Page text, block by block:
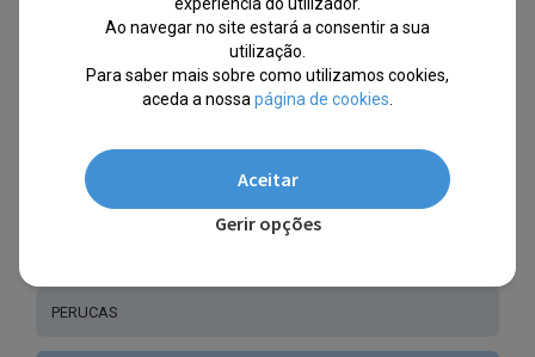
MÁSCARAS E PINTURAS FACIAIS
PERUCAS
Ao navegar no site estará a consentir a sua
utilização.
Para saber mais sobre como utilizamos cookies,
aceda a nossa página de cookies
Aceitar
Gerir opções